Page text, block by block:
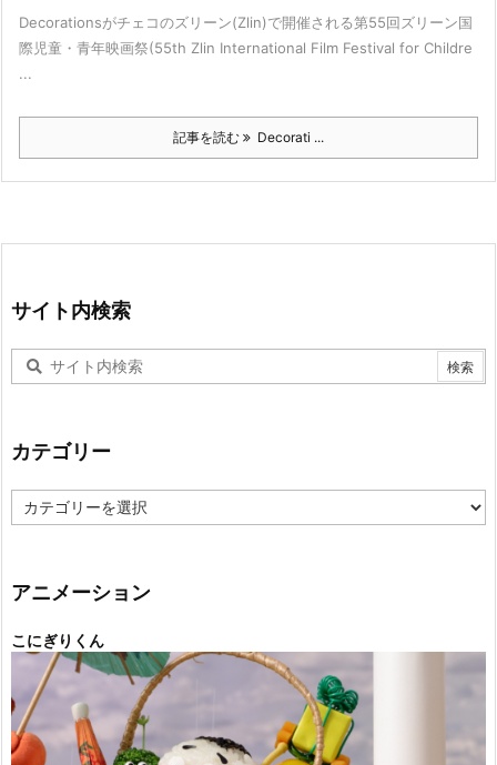
Decorationsがチェコのズリーン(Zlin)で開催される第55回ズリーン国
際児童・青年映画祭(55th Zlin International Film Festival for Childre
...
記事を読む Decorati ...
サイト内検索
カテゴリー
テ
ー
アニメーション
こにぎりくん